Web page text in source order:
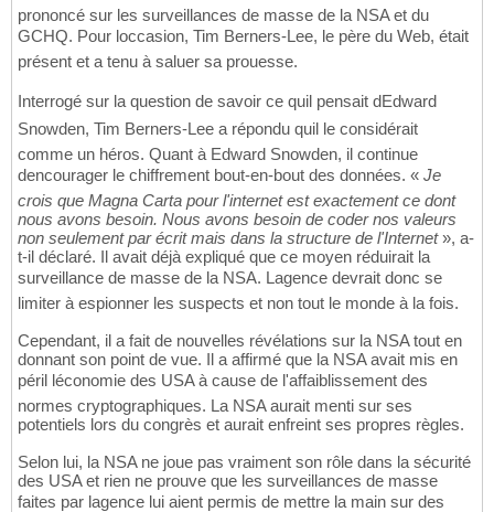
prononcé sur les surveillances de masse de la NSA et du
GCHQ. Pour loccasion, Tim Berners-Lee, le père du Web, était
présent et a tenu à saluer sa prouesse.
Interrogé sur la question de savoir ce quil pensait dEdward
Snowden, Tim Berners-Lee a répondu quil le considérait
comme un héros. Quant à Edward Snowden, il continue
dencourager le chiffrement bout-en-bout des données. « Je
crois que Magna Carta pour l'internet est exactement ce dont
nous avons besoin. Nous avons besoin de coder nos valeurs
non seulement par écrit mais dans la structure de l'Internet», a-
t-il déclaré. Il avait déjà expliqué que ce moyen réduirait la
surveillance de masse de la NSA. Lagence devrait donc se
limiter à espionner les suspects et non tout le monde à la fois.
Cependant, il a fait de nouvelles révélations sur la NSA tout en
donnant son point de vue. Il a affirmé que la NSA avait mis en
péril léconomie des USA à cause de l'affaiblissement des
normes cryptographiques. La NSA aurait menti sur ses
potentiels lors du congrès et aurait enfreint ses propres règles.
Selon lui, la NSA ne joue pas vraiment son rôle dans la sécurité
des USA et rien ne prouve que les surveillances de masse
faites par lagence lui aient permis de mettre la main sur des